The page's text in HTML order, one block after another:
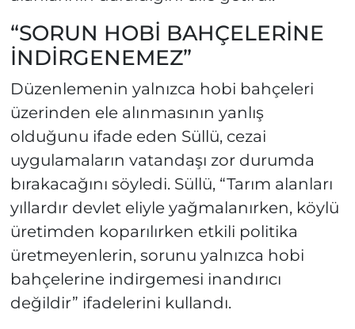
“SORUN HOBİ BAHÇELERİNE
İNDİRGENEMEZ”
Düzenlemenin yalnızca hobi bahçeleri
üzerinden ele alınmasının yanlış
olduğunu ifade eden Süllü, cezai
uygulamaların vatandaşı zor durumda
bırakacağını söyledi. Süllü, “Tarım alanları
yıllardır devlet eliyle yağmalanırken, köylü
üretimden koparılırken etkili politika
üretmeyenlerin, sorunu yalnızca hobi
bahçelerine indirgemesi inandırıcı
değildir” ifadelerini kullandı.